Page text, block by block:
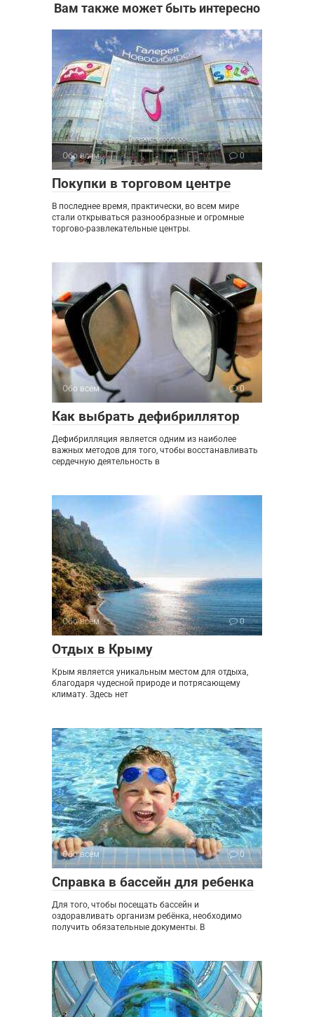
Вам также может быть интересно
Обо всем 0
Покупки в торговом центре
В последнее время, практически, во всем мире
стали открываться разнообразные и огромные
торгово-развлекательные центры.
Обо всем 0
Как выбрать дефибриллятор
Дефибрилляция является одним из наиболее
важных методов для того, чтобы восстанавливать
сердечную деятельность в
Обо всем 0
Отдых в Крыму
Крым является уникальным местом для отдыха,
благодаря чудесной природе и потрясающему
климату. Здесь нет
Обо всем 0
Справка в бассейн для ребенка
Для того, чтобы посещать бассейн и
оздоравливать организм ребёнка, необходимо
получить обязательные документы. В